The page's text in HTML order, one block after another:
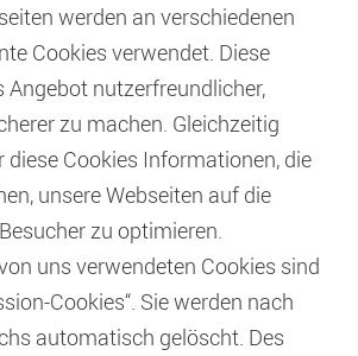
werden an verschiedenen
Cookies verwendet. Diese
Angebot nutzerfreundlicher,
zu machen. Gleichzeitig
diese Cookies Informationen, die
unsere Webseiten auf die
zu optimieren.
uns verwendeten Cookies sind
Cookies“. Sie werden nach
automatisch gelöscht. Des